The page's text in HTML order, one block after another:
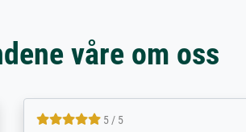
våre om oss
4.8 / 5